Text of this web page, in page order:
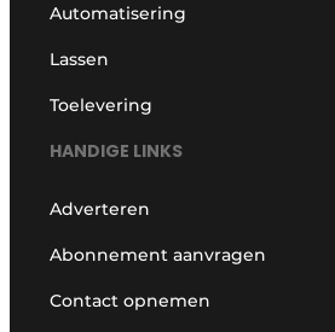
Automatisering
Lassen
Toelevering
HANDIGE LINKS
Adverteren
Abonnement aanvragen
Contact opnemen